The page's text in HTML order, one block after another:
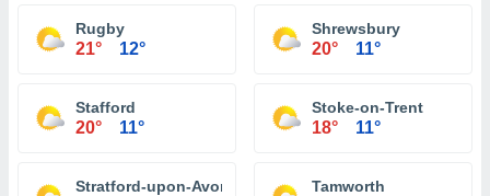
Rugby
21° 12°
Shrewsbury
20° 11°
Stafford
20° 11°
Stoke-on-Trent
18° 11°
Stratford-upon-Avon Tamworth